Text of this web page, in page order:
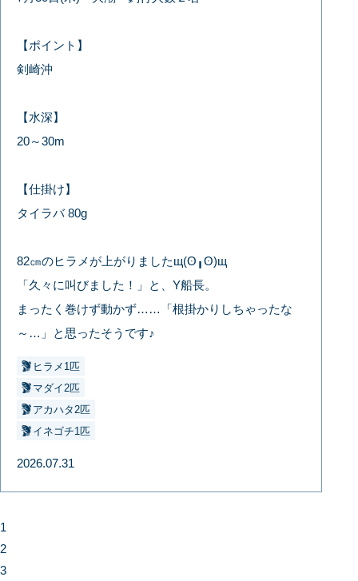
【ポイント】
剣崎沖
【水深】
20～30m
【仕掛け】
タイラバ 80g
82㎝のヒラメが上がりましたщ(ʘ╻ʘ)щ
「久々に叫びました！」と、Y船長。
まったく巻けず動かず……「根掛かりしちゃったな
～…」と思ったそうです♪
ヒラメ1匹
マダイ2匹
アカハタ2匹
イネゴチ1匹
2026.07.31
1
2
3